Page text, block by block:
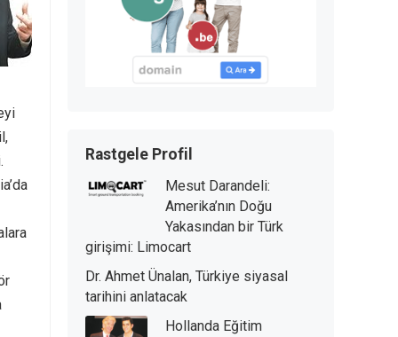
Rastgele Profil
Mesut Darandeli:
Amerika’nın Doğu
Yakasından bir Türk
girişimi: Limocart
Dr. Ahmet Ünalan, Türkiye siyasal
tarihini anlatacak
Hollanda Eğitim